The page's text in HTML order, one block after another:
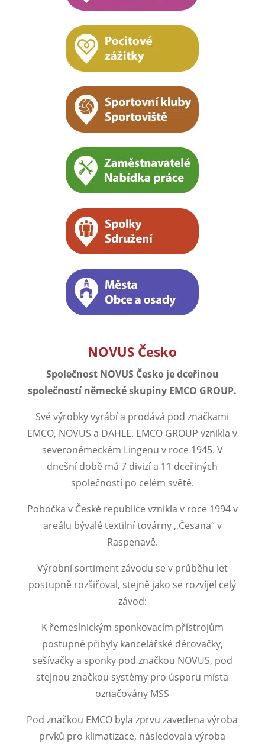
NOVUS Česko
Společnost NOVUS Česko je dceřinou
společností německé skupiny EMCO GROUP.
Své výrobky vyrábí a prodává pod značkami
EMCO, NOVUS a DAHLE. EMCO GROUP vznikla v
severoněmeckém Lingenu v roce 1945. V
dnešní době má 7 divizí a 11 dceřiných
společností po celém světě.
Pobočka v České republice vznikla v roce 1994 v
areálu bývalé textilní továrny ,,Česana“ v
Raspenavě.
Výrobní sortiment závodu se v průběhu let
postupně rozšiřoval, stejně jako se rozvíjel celý
závod:
K řemeslnickým sponkovacím přístrojům
postupně přibyly kancelářské děrovačky,
sešívačky a sponky pod značkou NOVUS, pod
stejnou značkou systémy pro úsporu místa
označovány MSS
Pod značkou EMCO byla zprvu zavedena výroba
prvků pro klimatizace, následovala výroba